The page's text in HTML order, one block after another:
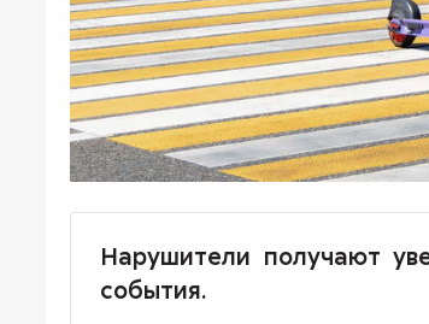
Нарушители получают
события.